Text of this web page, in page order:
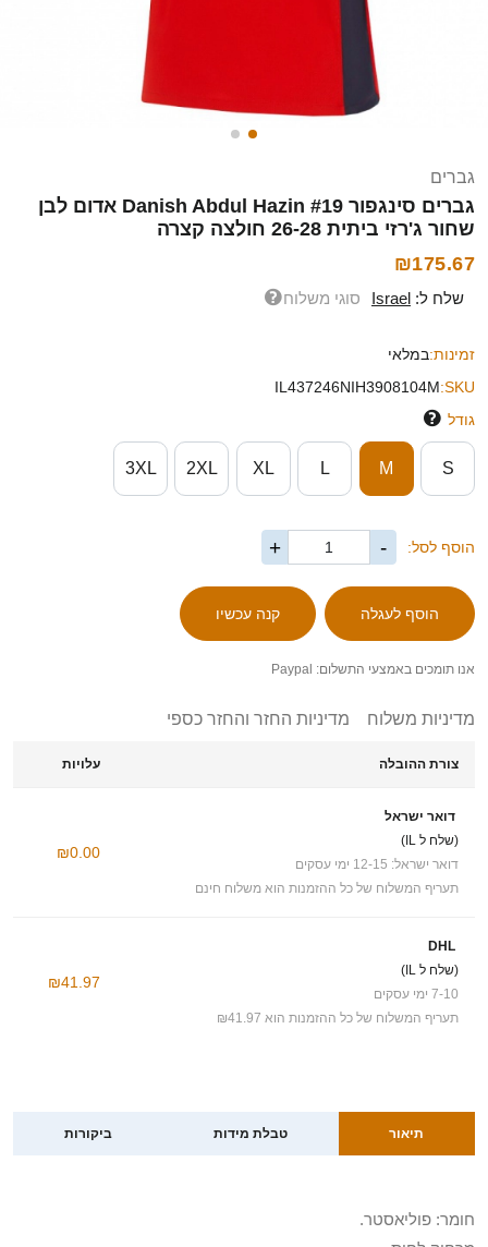
גברים
גברים סינגפור Danish Abdul Hazin #19 אדום לבן
שחור ג'רזי ביתית 26-28 חולצה קצרה
₪175.67
שלח ל: Israel סוגי משלוח
זמינות:במלאי
SKU:
IL437246NIH3908104M
גודל
S
M
L
XL
2XL
3XL
הוסף לסל: -
+
אנו תומכים באמצעי התשלום: Paypal
מדיניות משלוח מדיניות החזר והחזר כספי
צורת ההובלה עלויות
דואר ישראל
(שלח ל IL)
דואר ישראל: 12-15 ימי עסקים
תעריף המשלוח של כל ההזמנות הוא משלוח חינם
₪0.00
DHL
(שלח ל IL)
7-10 ימי עסקים
תעריף המשלוח של כל ההזמנות הוא ₪41.97
₪41.97
תיאור טבלת מידות ביקורות
חומר: פוליאסטר.